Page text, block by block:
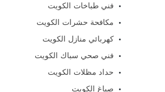
فني طباخات الكويت
مكافحة حشرات الكويت
كهربائي منازل الكويت
فني صحي سباك الكويت
حداد مظلات الكويت
صباغ الكويت